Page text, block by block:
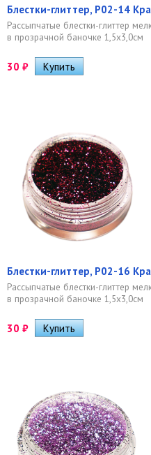
Блестки-глиттер, Р02-14
Рассыпчатые блестки-глиттер
в прозрачной баночке 1,5х3,0см
30 ₽
Блестки-глиттер, Р02-16
Рассыпчатые блестки-глиттер
в прозрачной баночке 1,5х3,0см
30 ₽